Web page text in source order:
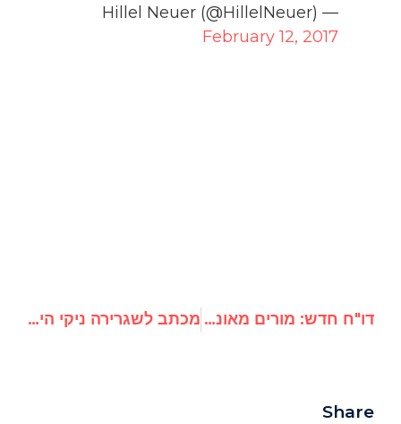
— Hillel Neuer (@HillelNeuer)
February 12, 2017
דו"ח חדש: מורים מאונר"א מסיתים לטרור ואנטישמיות מכתב לשגרירה ניקי היילי על הוקרתו של האו"ם בז'אן זיגלר, התומך בעריצים ומחבלים
Share